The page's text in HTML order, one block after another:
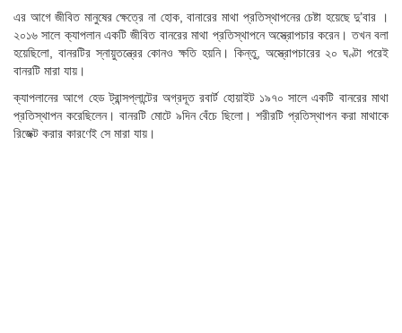
এর আগে জীবিত মানুষের ক্ষেত্রে না হোক, বানারের মাথা প্রতিস্থাপনের চেষ্টা হয়েছে দু’বার ।
২০১৬ সালে ক্যাপলান একটি জীবিত বানরের মাথা প্রতিস্থাপনে অস্ত্রোপচার করেন। তখন বলা
হয়েছিলো, বানরটির স্নায়ুতন্ত্রের কোনও ক্ষতি হয়নি। কিন্তু, অস্ত্রোপচারের ২০ ঘণ্টা পরেই
বানরটি মারা যায়।
ক্যাপলানের আগে হেড ট্রান্সপ্লান্টের অগ্রদূত রবার্ট হোয়াইট ১৯৭০ সালে একটি বানরের মাথা
প্রতিস্থাপন করেছিলেন। বানরটি মোটে ৯দিন বেঁচে ছিলো। শরীরটি প্রতিস্থাপন করা মাথাকে
রিজেক্ট করার কারণেই সে মারা যায়।